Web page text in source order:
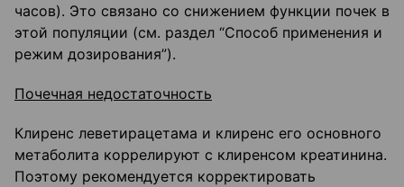
часов). Это связано со снижением функции почек в
этой популяции (см. раздел “Способ применения и
режим дозирования”).
Почечная недостаточность
Клиренс леветирацетама и клиренс его основного
метаболита коррелируют с клиренсом креатинина.
Поэтому рекомендуется корректировать